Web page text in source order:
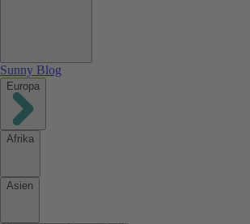
Sunny Blog
Europa
Afrika
Asien